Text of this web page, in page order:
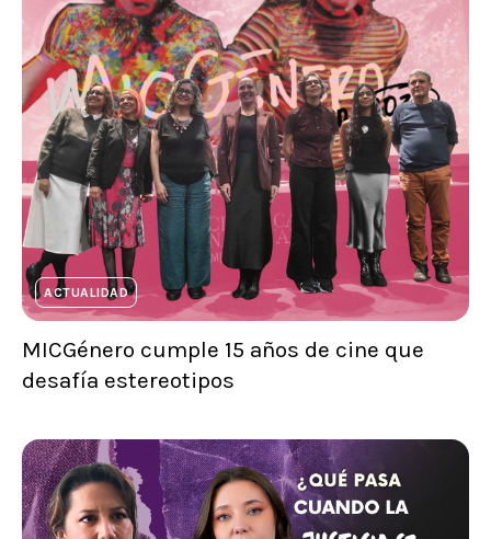
ACTUALIDAD
MICGénero cumple 15 años de cine que
desafía estereotipos